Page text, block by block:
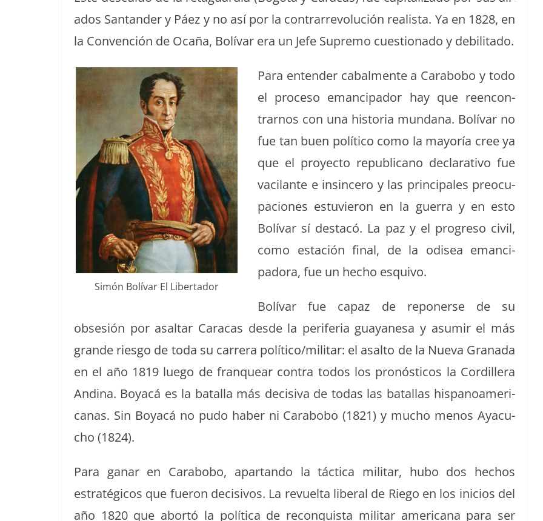
a­dos San­tander y Páez y no así por la con­trar­rev­olu­ción real­ista. Ya en 1828, en
la Con­ven­ción de Ocaña, Bolí­var era un Jefe Supre­mo cues­tion­a­do y debilitado.
Simón Bolí­var El Libertador
Para enten­der cabal­mente a Carabobo y todo
el pro­ce­so eman­ci­pador hay que reen­con­
trarnos con una his­to­ria mun­dana. Bolí­var no
fue tan buen políti­co como la may­oría cree ya
que el proyec­to repub­li­cano declar­a­ti­vo fue
vac­ilante e insin­cero y las prin­ci­pales pre­ocu­
pa­ciones estu­vieron en la guer­ra y en esto
Bolí­var sí destacó. La paz y el pro­gre­so civ­il,
como estación final, de la odis­ea eman­ci­
pado­ra, fue un hecho esquivo.
Bolí­var fue capaz de repon­erse de su
obsesión por asaltar Cara­cas des­de la per­ife­ria guayane­sa y asumir el más
grande ries­go de toda su car­rera político/militar: el asalto de la Nue­va Grana­da
en el año 1819 luego de fran­quear con­tra todos los pronós­ti­cos la Cordillera
And­i­na. Boy­acá es la batal­la más deci­si­va de todas las batal­las his­panoamer­i­
canas. Sin Boy­acá no pudo haber ni Carabobo (1821) y mucho menos Ayacu­
cho (1824).
Para ganar en Carabobo, apartan­do la tác­ti­ca mil­i­tar, hubo dos hechos
estratégi­cos que fueron deci­sivos. La revuelta lib­er­al de Riego en los ini­cios del
año 1820 que abortó la políti­ca de recon­quista mil­i­tar amer­i­cana para ser